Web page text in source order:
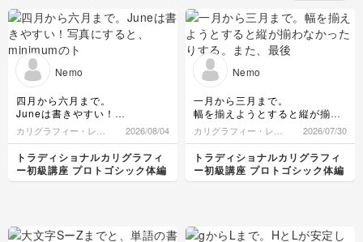
Nemo
四月から六月まで。
Juneは書きやすい！
写真にすると、minimumのトッ
プとボトムがカタカタしてるの
気になります。
カリグラフィー・レタ
リング
2026/08/04
トラディショナルカリグラフィ
ー初級講座 プロトゴシック体編
Nemo
一月から三月まで。
幅を揃えようとすると縦が揃わ
なかったりする。
また、最後のYで油断して幅が
ズレがちに
カリグラフィー・レタ
リング
2026/07/30
トラディショナルカリグラフィ
ー初級講座 プロトゴシック体編